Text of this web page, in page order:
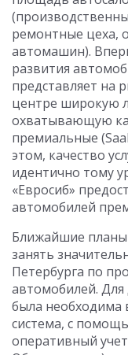
ремонтные цеха,
автомашин).
развития
представляет на
центре широкую
охватывающую
премиальные
этом, качество
идентично тому
«Евросиб»
автомобилей
Ближайшие
занять
Петербурга по
автомобилей.
была необходима
система, с
оперативный